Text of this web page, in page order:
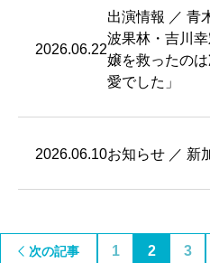
2026.06.22
出演情報 ／ 青
波果林・吉川
嬢を救ったの
愛でした」
2026.06.10お知らせ ／ 新
次の記事 1 2 3